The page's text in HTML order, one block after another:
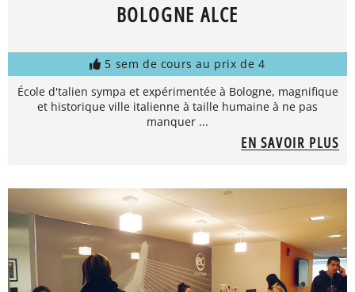
BOLOGNE ALCE
5 sem de cours au prix de 4
École d'talien sympa et expérimentée à Bologne, magnifique
et historique ville italienne à taille humaine à ne pas
manquer ...
EN SAVOIR PLUS